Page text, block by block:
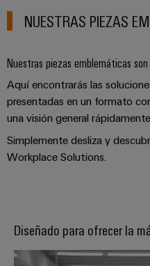
NUESTRAS PIEZAS
Nuestras piezas emblemáticas
Aquí encontrarás las
presentadas en un formato
una visión general rápidamente.
Simplemente desliza y
Workplace Solutions.
Diseñado para ofrecer la